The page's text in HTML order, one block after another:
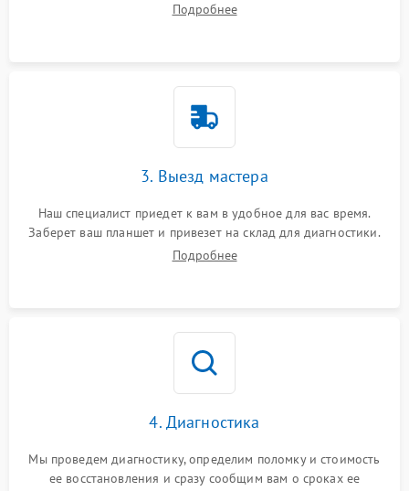
Подробнее
3. Выезд мастера
Наш специалист приедет к вам в удобное для вас время.
Заберет ваш планшет и привезет на склад для диагностики.
Подробнее
4. Диагностика
Мы проведем диагностику, определим поломку и стоимость
ее восстановления и сразу сообщим вам о сроках ее